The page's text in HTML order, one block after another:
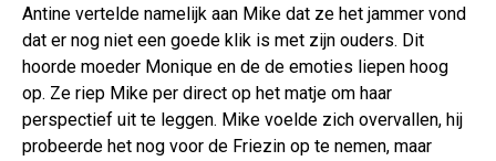
Antine vertelde namelijk aan Mike dat ze het jammer vond
dat er nog niet een goede klik is met zijn ouders. Dit
hoorde moeder Monique en de de emoties liepen hoog
op. Ze riep Mike per direct op het matje om haar
perspectief uit te leggen. Mike voelde zich overvallen, hij
probeerde het nog voor de Friezin op te nemen, maar